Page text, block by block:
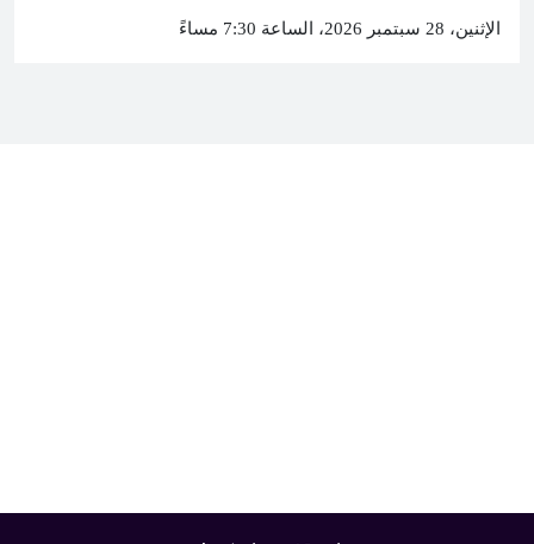
الإثنين، 28 سبتمبر 2026، الساعة 7:30 مساءً